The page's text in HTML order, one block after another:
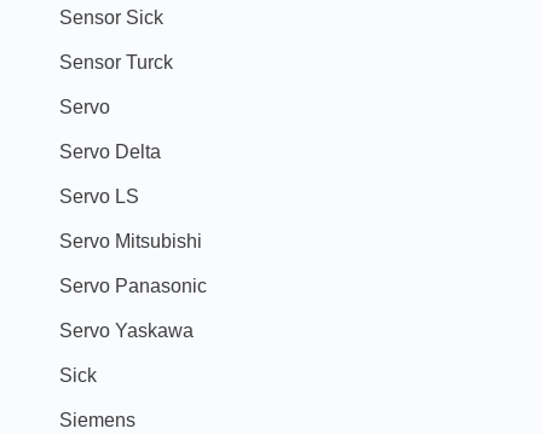
Sensor Sick
Sensor Turck
Servo
Servo Delta
Servo LS
Servo Mitsubishi
Servo Panasonic
Servo Yaskawa
Sick
Siemens